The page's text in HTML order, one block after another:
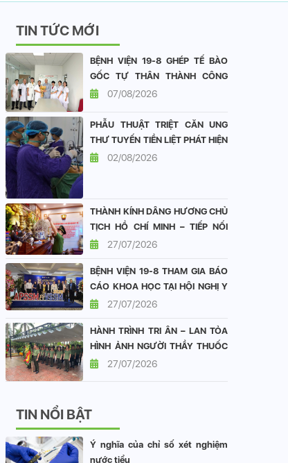
TIN TỨC MỚI
BỆNH VIỆN 19-8 GHÉP TẾ BÀO
GỐC TỰ THÂN THÀNH CÔNG
CHO BỆNH NHÂN ĐA U TỦY
07/08/2026
PHẪU THUẬT TRIỆT CĂN UNG
THƯ TUYẾN TIỀN LIỆT PHÁT HIỆN
SỚM TẠI BỆNH VIỆN 19-8: DUY
02/08/2026
THÀNH KÍNH DÂNG HƯƠNG CHỦ
TỊCH HỒ CHÍ MINH – TIẾP NỐI
ĐẠO LÝ “UỐNG NƯỚC NHỚ
27/07/2026
BỆNH VIỆN 19-8 THAM GIA BÁO
CÁO KHOA HỌC TẠI HỘI NGHỊ Y
HỌC GIỚI TÍNH CHÂU Á - THÁI
HỌC GIỚI TÍNH VIỆT NAM
27/07/2026
HÀNH TRÌNH TRI ÂN – LAN TỎA
HÌNH ẢNH NGƯỜI THẦY THUỐC
CÔNG AN NHÂN DÂN
27/07/2026
TIN NỔI BẬT
Ý nghĩa của chỉ số xét nghiệm
nước tiểu